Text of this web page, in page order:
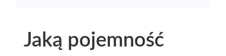
Jaką pojemność